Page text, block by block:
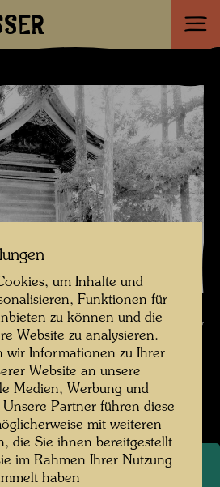
, Fotograf: Friedensreich Hundertwasser
© Hundertwasser Archiv
in Japan 1961
öffnen
um Inhalte und
Funktionen für
zu können und die
Website zu analysieren.
wir Informationen zu Ihrer
Website an unsere
Medien, Werbung und
Partner führen diese
mit weiteren
die Sie ihnen bereitgestellt
im Rahmen Ihrer Nutzung
haben